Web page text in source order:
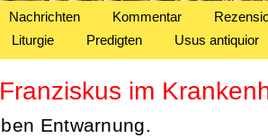
Nachrichten Kommentar
Liturgie Predigten Usus antiquior
im
Entwarnung.